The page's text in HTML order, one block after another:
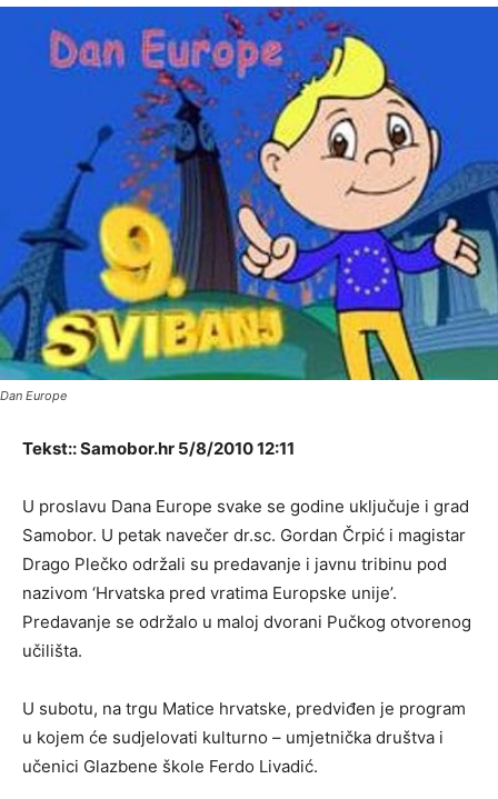
Dan Europe
Tekst:: Samobor.hr 5/8/2010 12:11
U proslavu Dana Europe svake se godine uključuje i grad
Samobor. U petak navečer dr.sc. Gordan Črpić i magistar
Drago Plečko održali su predavanje i javnu tribinu pod
nazivom ‘Hrvatska pred vratima Europske unije’.
Predavanje se održalo u maloj dvorani Pučkog otvorenog
učilišta.
U subotu, na trgu Matice hrvatske, predviđen je program
u kojem će sudjelovati kulturno – umjetnička društva i
učenici Glazbene škole Ferdo Livadić.